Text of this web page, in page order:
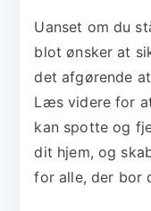
Uanset om du
blot ønsker at
det afgørende
Læs videre for
kan spotte og
dit hjem, og
for alle, der bor